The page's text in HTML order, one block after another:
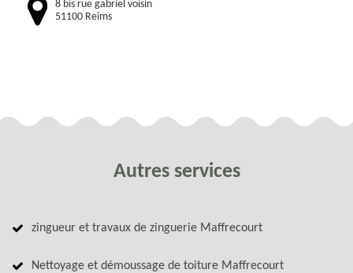
8 bis rue gabriel voisin
51100 Reims
Autres services
zingueur et travaux de zinguerie Maffrecourt
Nettoyage et démoussage de toiture Maffrecourt